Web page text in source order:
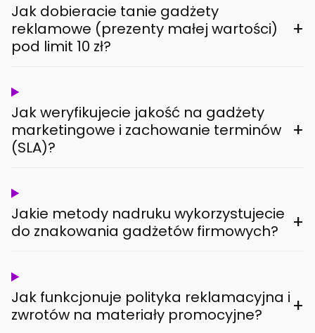
Jak dobieracie tanie gadżety
reklamowe (prezenty małej wartości)
pod limit 10 zł?
+
Jak weryfikujecie jakość na gadżety
marketingowe i zachowanie terminów
(SLA)?
+
Jakie metody nadruku wykorzystujecie
do znakowania gadżetów firmowych?
+
Jak funkcjonuje polityka reklamacyjna i
zwrotów na materiały promocyjne?
+